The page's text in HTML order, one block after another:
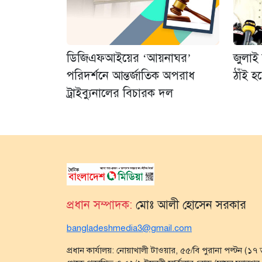
ডিজিএফআইয়ের ‘আয়নাঘর’
পরিদর্শনে আন্তর্জাতিক অপরাধ
ট্রাইব্যুনালের বিচারক দল
জুলাই
ঠাঁই
প্রধান সম্পাদক: মোঃ আলী হোসেন সরকার
bangladeshmedia3@gmail.com
প্রধান কার্যালয়: নোয়াখালী টাওয়ার, ৫৫/বি পুরানা পল্টন